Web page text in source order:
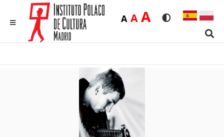
Rozmiar
ADomyślna
AŚrednia
ADużaWersja